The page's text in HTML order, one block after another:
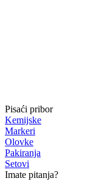
Pisaći pribor
Kemijske
Markeri
Olovke
Pakiranja
Setovi
Imate pitanja?